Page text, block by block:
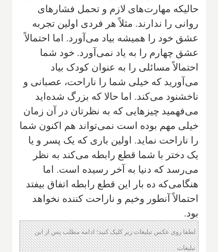
حالیکه مهارت‌های لازم و تحمل فشارهای
روانی را ندارند. مثلاً هر فردی اولین تجربه
عشق خود را همیشه بیاد می‌آورد. اما احتمالاً
عشق چهارم را به یاد نمی‌آورد. خود شما
احتمالاً مسائلی را به عنوان کودک بیاد
می‌آورید که خیلی شما را ناراحت، عصبانی و
ناخشنود می‌کند. اما حالا که بزرگ شده‌اید
می‌فهمید چیزهایی که به نظرتان در آن زمان
خیلی مهم بوده است نمی‌تواند هم اکنون شما
را ناراحت نماید. اولین باری که یک پسر و یا
یک دختر با شما قطع رابطه می‌کند به نظر
می‌رسد که دنیا به آخر رسیده است. اما
هنگامی‌که ده بار این قطع رابطه اتفاق بیفتد
احتمالاً آنطور وخیم و ناراحت کننده نخواهد
بود.
لطفا روی عکس تبلیغات زیر کلیک کنید؛ ادامه مطلب پس از این
تبلیغات